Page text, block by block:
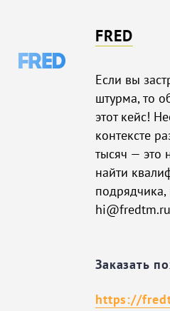
FRED
Если вы
штурма, то
этот кейс!
контексте
тысяч — это
найти
подрядчика,
Заказать
https://